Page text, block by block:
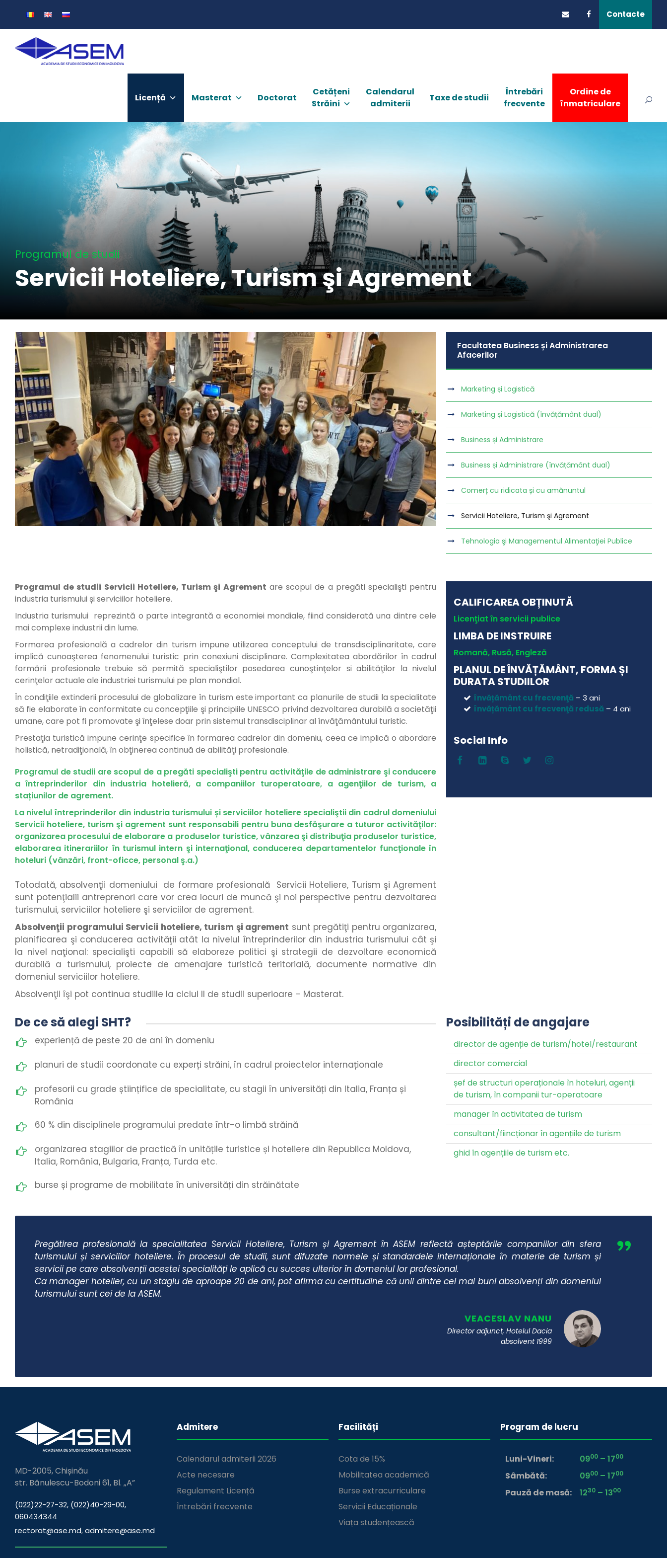
Contacte
Licență Masterat Doctorat
Cetățeni
Străini
Calendarul
admiterii
Taxe de studii
Întrebări
frecvente
Ordine de
înmatriculare
Programul de studii
Servicii Hoteliere, Turism şi Agrement
Facultatea Business și Administrarea
Afacerilor
Marketing și Logistică
Marketing și Logistică (învățământ dual)
Business și Administrare
Business și Administrare (învățământ dual)
Comerț cu ridicata și cu amănuntul
Servicii Hoteliere, Turism şi Agrement
Tehnologia şi Managementul Alimentaţiei Publice
Programul de studii Servicii Hoteliere, Turism şi Agrement are scopul de a pregăti specialişti pentru
industria turismului și serviciilor hoteliere.
Industria turismului reprezintă o parte integrantă a economiei mondiale, fiind considerată una dintre cele
mai complexe industrii din lume.
Formarea profesională a cadrelor din turism impune utilizarea conceptului de transdisciplinaritate, care
implică cunoaşterea fenomenului turistic prin conexiuni disciplinare. Complexitatea abordărilor în cadrul
formării profesionale trebuie să permită specialiştilor posedarea cunoştinţelor si abilităţilor la nivelul
cerinţelor actuale ale industriei turismului pe plan mondial.
În condiţiile extinderii procesului de globalizare în turism este important ca planurile de studii la specialitate
să fie elaborate în conformitate cu concepţiile şi principiile UNESCO privind dezvoltarea durabilă a societăţii
umane, care pot fi promovate şi înţelese doar prin sistemul transdisciplinar al învăţământului turistic.
Prestaţia turistică impune cerinţe specifice în formarea cadrelor din domeniu, ceea ce implică o abordare
holistică, netradiţională, în obţinerea continuă de abilităţi profesionale.
Programul de studii are scopul de a pregăti specialişti pentru activităţile de administrare şi conducere
a întreprinderilor din industria hotelieră, a companiilor turoperatoare, a agenţiilor de turism, a
stațiunilor de agrement.
La nivelul întreprinderilor din industria turismului și serviciilor hoteliere specialiştii din cadrul domeniului
Servicii hoteliere, turism şi agrement sunt responsabili pentru buna desfăşurare a tuturor activităţilor:
organizarea procesului de elaborare a produselor turistice, vânzarea şi distribuţia produselor turistice,
elaborarea itinerariilor în turismul intern şi internaţional, conducerea departamentelor funcţionale în
hoteluri (vânzări, front-oficce, personal ş.a.)
Totodată, absolvenţii domeniului de formare profesională Servicii Hoteliere, Turism şi Agrement
sunt potenţialii antreprenori care vor crea locuri de muncă şi noi perspective pentru dezvoltarea
turismului, serviciilor hoteliere şi serviciilor de agrement.
Absolvenţii programului Servicii hoteliere, turism şi agrement sunt pregătiţi pentru organizarea,
planificarea şi conducerea activităţii atât la nivelul întreprinderilor din industria turismului cât şi
la nivel naţional: specialişti capabili să elaboreze politici şi strategii de dezvoltare economică
durabilă a turismului, proiecte de amenajare turistică teritorială, documente normative din
domeniul serviciilor hoteliere.
Absolvenţii îşi pot continua studiile la ciclul II de studii superioare – Masterat.
CALIFICAREA OBȚINUTĂ
Licenţiat în servicii publice
LIMBA DE INSTRUIRE
Romană, Rusă, Engleză
PLANUL DE ÎNVĂȚĂMÂNT, FORMA ȘI
DURATA STUDIILOR
învățământ cu frecvenţă – 3 ani
învățământ cu frecvenţă redusă – 4 ani
Social Info
De ce să alegi SHT?
experiență de peste 20 de ani în domeniu
planuri de studii coordonate cu experți străini, în cadrul proiectelor internaționale
profesorii cu grade științifice de specialitate, cu stagii în universități din Italia, Franța și
România
60 % din disciplinele programului predate într-o limbă străină
organizarea stagiilor de practică în unitățile turistice și hoteliere din Republica Moldova,
Italia, România, Bulgaria, Franța, Turda etc.
burse și programe de mobilitate în universități din străinătate
Posibilități de angajare
director de agenție de turism/hotel/restaurant
director comercial
șef de structuri operaționale în hoteluri, agenții
de turism, în companii tur-operatoare
manager în activitatea de turism
consultant/fiincționar în agențiile de turism
ghid în agențiile de turism etc.
”
Pregătirea profesională la specialitatea Servicii Hoteliere, Turism și Agrement în ASEM reflectă așteptările companiilor din sfera
turismului și serviciilor hoteliere. În procesul de studii, sunt difuzate normele și standardele internaționale în materie de turism și
servicii pe care absolvenții acestei specialități le aplică cu succes ulterior în domeniul lor profesional.
Ca manager hotelier, cu un stagiu de aproape 20 de ani, pot afirma cu certitudine că unii dintre cei mai buni absolvenți din domeniul
turismului sunt cei de la ASEM.
VEACESLAV NANU
Director adjunct, Hotelul Dacia
absolvent 1999
MD-2005, Chișinău
str. Bănulescu-Bodoni 61, Bl. „A”
(022)22-27-32, (022)40-29-00,
060434344
rectorat@ase.md,admitere@ase.md
Admitere
Calendarul admiterii 2026
Acte necesare
Regulament Licență
Întrebări frecvente
Facilități
Cota de 15%
Mobilitatea academică
Burse extracurriculare
Servicii Educaționale
Viața studențească
Program de lucru
Luni-Vineri 0900 – 1700
Sâmbătă 0900 – 1700
Pauză de masă 1230 – 1300